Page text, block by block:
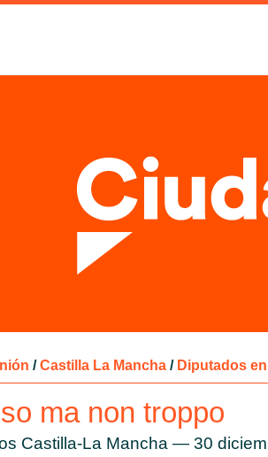
/ Castilla La Mancha / Diputados
ma non troppo
Castilla-La Mancha — 30